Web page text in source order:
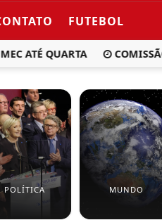
FUTEBOL
ATÉ QUARTA COMISSÃO
POLÍTICA MUNDO